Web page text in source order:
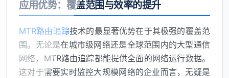
应用优势：覆盖范围与效率的提升
MTR路由追踪技术的最显著优势在于其极强的覆盖范
围。无论是在城市级网络还是全球范围内的大型通信
网络，MTR路由追踪都能提供全面的网络运行数据。
这对于需要实时监控大规模网络的企业而言，无疑是